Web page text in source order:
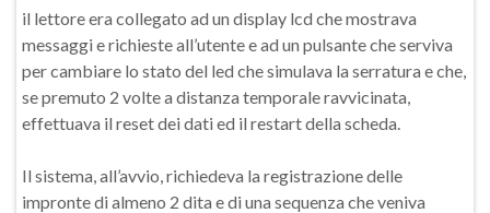
il lettore era collegato ad un display lcd che mostrava
messaggi e richieste all’utente e ad un pulsante che serviva
per cambiare lo stato del led che simulava la serratura e che,
se premuto 2 volte a distanza temporale ravvicinata,
effettuava il reset dei dati ed il restart della scheda.
Il sistema, all’avvio, richiedeva la registrazione delle
impronte di almeno 2 dita e di una sequenza che veniva